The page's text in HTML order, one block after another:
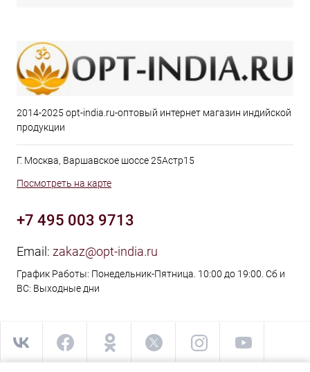
2014-2025 opt-india.ru-оптовый интернет магазин индийской
продукции
Г. Москва, Варшавское шоссе 25Астр15
Посмотреть на карте
+7 495 003 9713
Email: zakaz@opt-india.ru
График Работы: Понедельник-Пятница. 10:00 до 19:00. Сб и
ВС: Выходные дни